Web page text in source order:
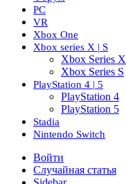
PC
VR
Xbox One
Xbox series X | S
Xbox Series X
Xbox Series S
PlayStation 4 | 5
PlayStation 4
PlayStation 5
Stadia
Nintendo Switch
Войти
Случайная статья